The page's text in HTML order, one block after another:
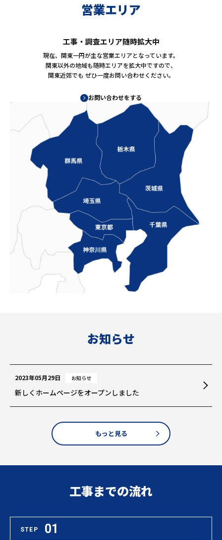
営業エリア
工事・調査エリア随時拡大中
現在、関東一円が主な営業エリアとなっています。
関東以外の地域も随時エリアを拡大中ですので、
関東近郊でも ぜひ一度お問い合わせください。
お問い合わせをする
お知らせ
2023年05月29日 お知らせ
新しくホームページをオープンしました
もっと見る
工事までの流れ
STEP 01